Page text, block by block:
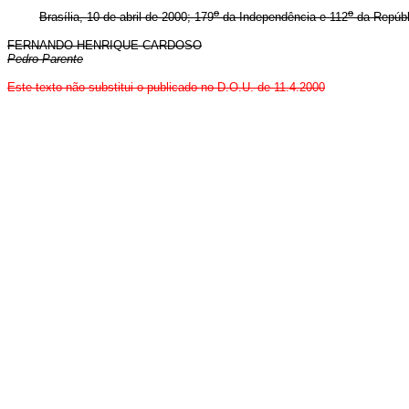
Brasília, 10 de abril de 2000; 179oda Independência e 112oda
FERNANDO HENRIQUE CARDOSO
Pedro Parente
Este texto não substitui o publicado no D.O.U. de 11.4.2000